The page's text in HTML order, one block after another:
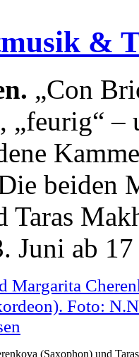
&
„Con
„feurig“
beiden
Taras
Juni ab
(Saxophon) und